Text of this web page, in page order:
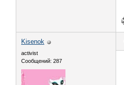
Kisenok
activist
Сообщений: 287